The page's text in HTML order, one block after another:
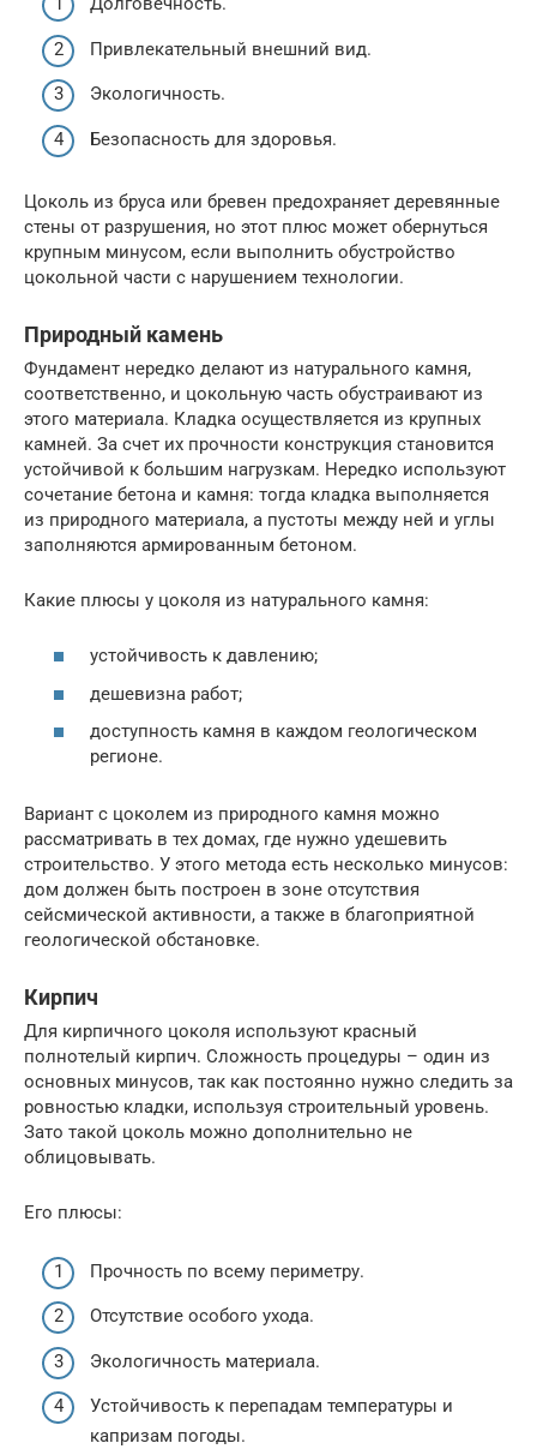
Привлекательный внешний вид.
Экологичность.
Безопасность для здоровья.
Цоколь из бруса или бревен предохраняет деревянные
стены от разрушения, но этот плюс может обернуться
крупным минусом, если выполнить обустройство
цокольной части с нарушением технологии.
Природный камень
Фундамент нередко делают из натурального камня,
соответственно, и цокольную часть обустраивают из
этого материала. Кладка осуществляется из крупных
камней. За счет их прочности конструкция становится
устойчивой к большим нагрузкам. Нередко используют
сочетание бетона и камня: тогда кладка выполняется
из природного материала, а пустоты между ней и углы
заполняются армированным бетоном.
Какие плюсы у цоколя из натурального камня:
устойчивость к давлению;
дешевизна работ;
доступность камня в каждом геологическом
регионе.
Вариант с цоколем из природного камня можно
рассматривать в тех домах, где нужно удешевить
строительство. У этого метода есть несколько минусов:
дом должен быть построен в зоне отсутствия
сейсмической активности, а также в благоприятной
геологической обстановке.
Кирпич
Для кирпичного цоколя используют красный
полнотелый кирпич. Сложность процедуры – один из
основных минусов, так как постоянно нужно следить за
ровностью кладки, используя строительный уровень.
Зато такой цоколь можно дополнительно не
облицовывать.
Его плюсы:
Прочность по всему периметру.
Отсутствие особого ухода.
Экологичность материала.
Устойчивость к перепадам температуры и
капризам погоды.